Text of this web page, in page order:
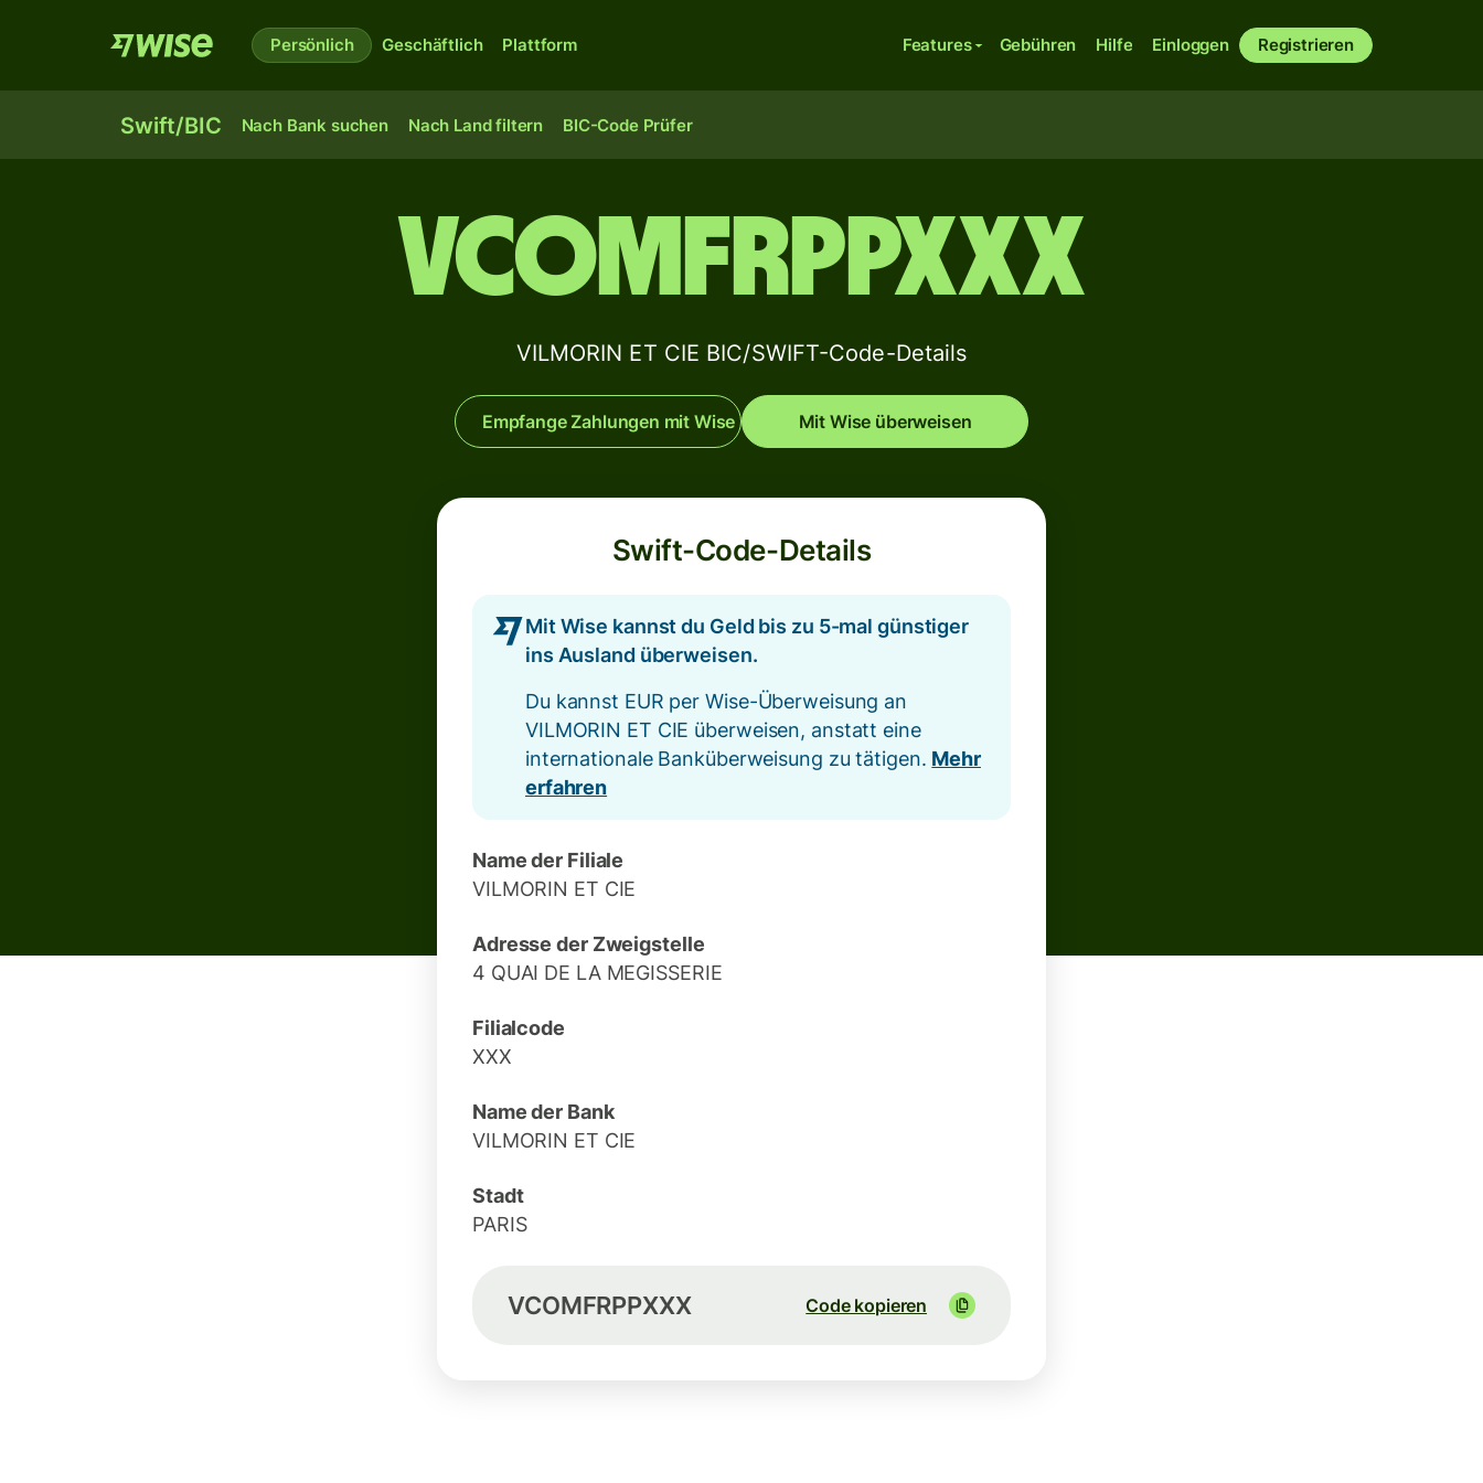
Persönlich Geschäftlich Plattform Features Gebühren Hilfe Einloggen Registrieren
Swift/BIC Nach Bank suchen Nach Land filtern BIC-Code Prüfer
VCOMFRPPXXX
VILMORIN ET CIE BIC/SWIFT-Code-Details
Empfange Zahlungen mit Wise Mit Wise überweisen
Swift-Code-Details
Mit Wise kannst du Geld bis zu 5-mal günstiger
ins Ausland überweisen.
Du kannst EUR per Wise-Überweisung an
VILMORIN ET CIE überweisen, anstatt eine
internationale Banküberweisung zu tätigen. Mehr
erfahren
Name der Filiale
VILMORIN ET CIE
Adresse der Zweigstelle
4 QUAI DE LA MEGISSERIE
Filialcode
XXX
Name der Bank
VILMORIN ET CIE
Stadt
PARIS
VCOMFRPPXXX Code kopieren